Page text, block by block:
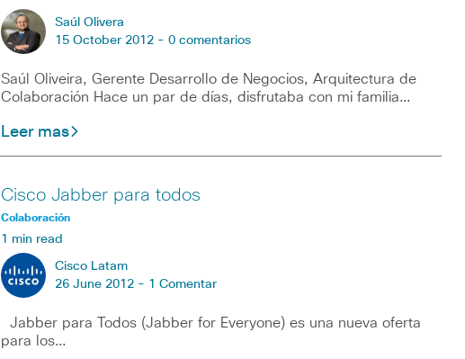
Saúl Olivera
15 October 2012 - 0 comentarios
Saúl Oliveira, Gerente Desarrollo de Negocios, Arquitectura de
Colaboración Hace un par de días, disfrutaba con mi familia…
Leer mas
Cisco Jabber para todos
Colaboración
1 min read
Cisco Latam
26 June 2012 - 1 Comentar
Jabber para Todos (Jabber for Everyone) es una nueva oferta
para los…